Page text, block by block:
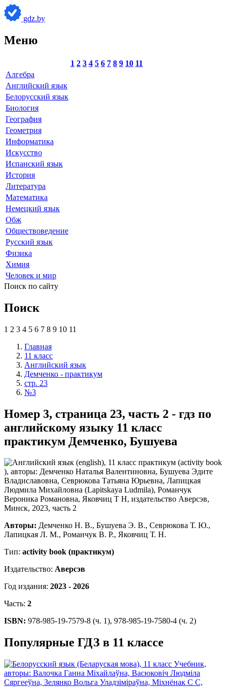
gdz.by
Меню
1 2 3 4 5 6 7 8 9 10 11
Алгебра
Английский язык
Белорусский язык
Биология
География
Геометрия
Информатика
Искусство
Испанский язык
История
Литература
Математика
Немецкий язык
Обж
Обществоведение
Русский язык
Физика
Химия
Человек и мир
Поиск по сайту
Поиск
1 2 3 4 5 6 7 8 9 10 11
Главная
11 класс
Английский язык
Демченко - практикум
стр. 23
№3
Номер 3, страница 23, часть 2 - гдз по
английскому языку 11 класс
практикум Демченко, Бушуева
Авторы: Демченко Н. В., Бушуева Э. В., Севрюкова Т. Ю.,
Лапицкая Л. М., Романчук В. Р., Яковчиц Т. Н.
Тип: activity book (практикум)
Издательство: Аверсэв
Год издания: 2023 - 2026
Часть: 2
ISBN: 978-985-19-7579-8 (ч. 1), 978-985-19-7580-4 (ч. 2)
Популярные ГДЗ в 11 классе